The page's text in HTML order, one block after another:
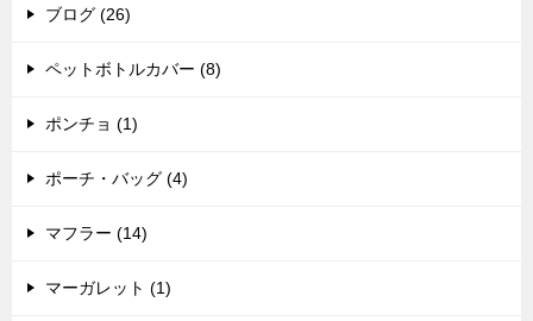
ブログ (26)
ペットボトルカバー (8)
ポンチョ (1)
ポーチ・バッグ (4)
マフラー (14)
マーガレット (1)